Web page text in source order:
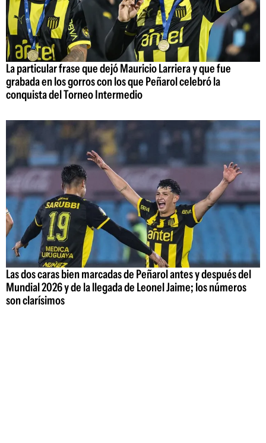
La particular frase que dejó Mauricio Larriera y que fue
grabada en los gorros con los que Peñarol celebró la
conquista del Torneo Intermedio
Las dos caras bien marcadas de Peñarol antes y después del
Mundial 2026 y de la llegada de Leonel Jaime; los números
son clarísimos